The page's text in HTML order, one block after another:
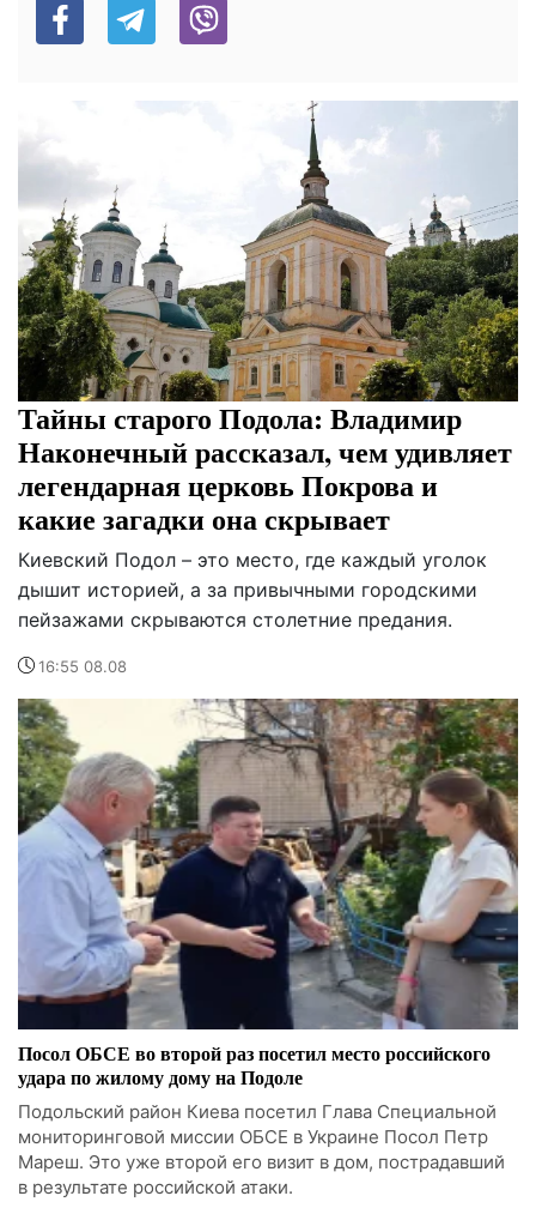
Тайны старого Подола: Владимир
Наконечный рассказал, чем удивляет
легендарная церковь Покрова и
какие загадки она скрывает
Киевский Подол – это место, где каждый уголок
дышит историей, а за привычными городскими
пейзажами скрываются столетние предания.
16:55 08.08
Посол ОБСЕ во второй раз посетил место российского
удара по жилому дому на Подоле
Подольский район Киева посетил Глава Специальной
мониторинговой миссии ОБСЕ в Украине Посол Петр
Мареш. Это уже второй его визит в дом, пострадавший
в результате российской атаки.